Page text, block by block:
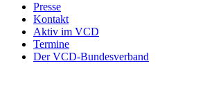
Presse
Kontakt
Aktiv im VCD
Termine
Der VCD-Bundesverband